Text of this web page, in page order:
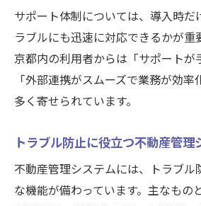
サポート体制については、導入時だ
ラブルにも迅速に対応できるかが重
京都内の利用者からは「サポートが
「外部連携がスムーズで業務が効
多く寄せられています。
トラブル防止に役立つ不動産管理
不動産管理システムには、トラブル
な機能が備わっています。主なもの